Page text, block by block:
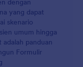
dengan
yang dapat
skenario
umum hingga
panduan
Formulir